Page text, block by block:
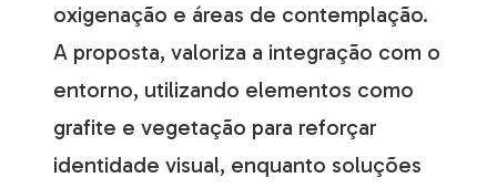
oxigenação e áreas de contemplação.
A proposta, valoriza a integração com o
entorno, utilizando elementos como
grafite e vegetação para reforçar
identidade visual, enquanto soluções